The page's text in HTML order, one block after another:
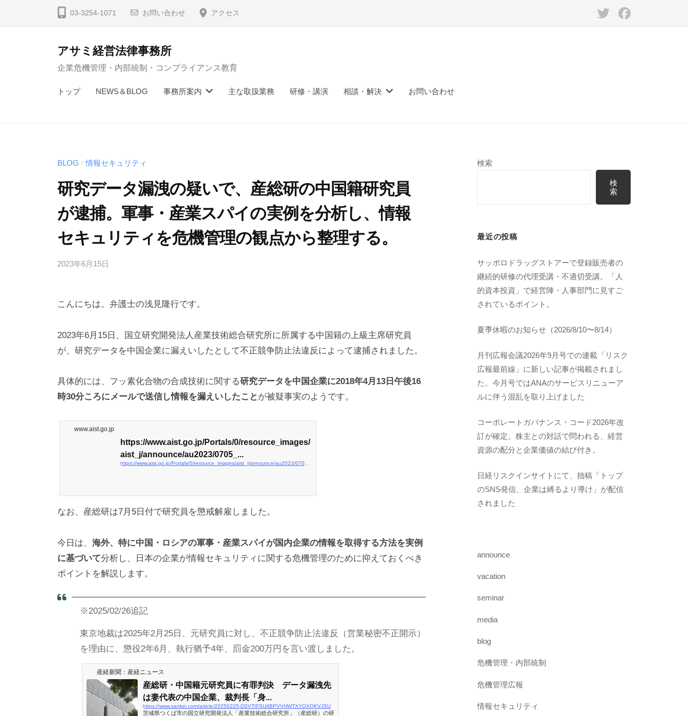
03-3254-1071 お問い合わせ アクセス TwitterFacebook
アサミ経営法律事務所
企業危機管理・内部統制・コンプライアンス教育
トップ NEWS＆BLOG 事務所案内 主な取扱業務 研修・講演 相談・解決 お問い合わせ
BLOG / 情報セキュリティ
研究データ漏洩の疑いで、産総研の中国籍研究員
が逮捕。軍事・産業スパイの実例を分析し、情報
セキュリティを危機管理の観点から整理する。
2023年6月15日
護
浅
見
こんにちは。弁護士の浅見隆行です。
2023年6月15日、国立研究開発法人産業技術総合研究所に所属する中国籍の上級主席研究員
が、研究データを中国企業に漏えいしたとして不正競争防止法違反によって逮捕されました。
具体的には、フッ素化合物の合成技術に関する研究データを中国企業に2018年4月13日午後16
時30分ころにメールで送信し情報を漏えいしたこと が被疑事実のようです。
www.aist.go.jp
https://www.aist.go.jp/Portals/0/resource_images/
aist_j/announce/au2023/0705_...
なお、産総研は7月5日付で研究員を懲戒解雇しました。
今日は、 海外、特に中国・ロシアの軍事・産業スパイが国内企業の情報を取得する方法を実例
に基づいて分析し、日本の企業が情報セキュリティに関する危機管理のために抑えておくべき
ポイントを解説します。
※2025/02/26追記
東京地裁は2025年2月25日、元研究員に対し、不正競争防止法違反（営業秘密不正開示）
を理由に、懲役2年6月、執行猶予4年、罰金200万円を言い渡しました。
産経新聞：産経ニュース
産総研・中国籍元研究員に有罪判決 データ漏洩先
は妻代表の中国企業、裁判長「身...
https://www.sankei.com/article/20250225-DSVTIFSU4BPVVHWTXYOXOKVJSU
茨城県つくば市の国立研究開発法人「産業技術総合研究所」（産総研）の研
検索
検
索
最近の投稿
サッポロドラッグストアーで登録販売者の
継続的研修の代理受講・不適切受講。「人
的資本投資」で経営陣・人事部門に見すご
されているポイント。
夏季休暇のお知らせ（2026/8/10〜8/14）
月刊広報会議2026年9月号での連載「リスク
広報最前線」に新しい記事が掲載されまし
た。今月号ではANAのサービスリニューア
ルに伴う混乱を取り上げました
コーポレートガバナンス・コード2026年改
訂が確定。株主との対話で問われる、経営
資源の配分と企業価値の結び付き。
日経リスクインサイトにて、拙稿「トップ
のSNS発信、企業は縛るより導け」が配信
されました
announce
vacation
seminar
media
blog
危機管理・内部統制
危機管理広報
情報セキュリティ